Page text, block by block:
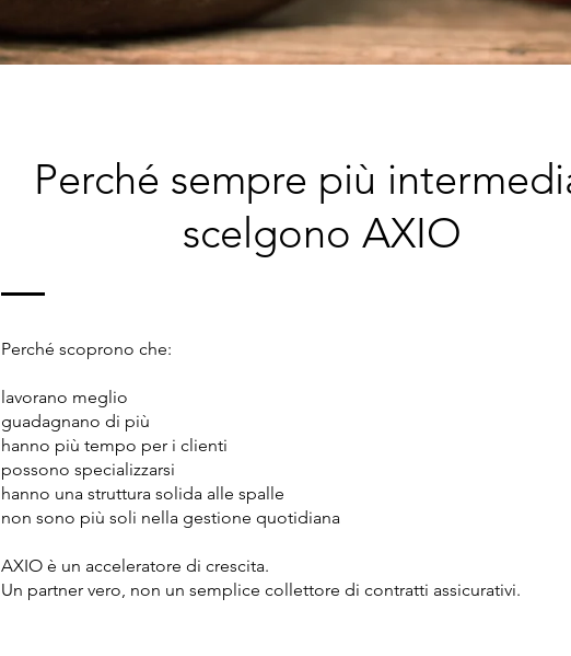
Perché sempre più
scelgono AXIO
Perché scoprono che:
lavorano meglio
guadagnano di più
hanno più tempo per i clienti
possono specializzarsi
hanno una struttura solida alle spalle
non sono più soli nella gestione quotidiana
AXIO è un acceleratore di crescita.
Un partner vero, non un semplice collettore di contratti assicurativi.